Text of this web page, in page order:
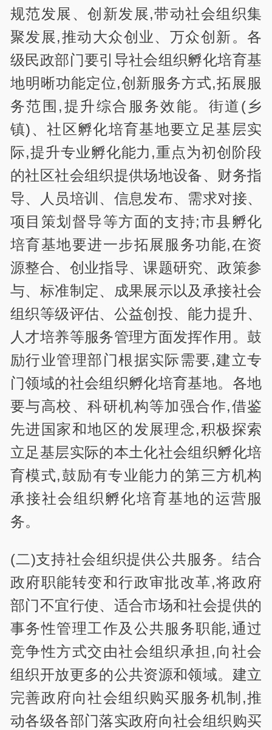
规范发展、创新发展,带动社会组织集
聚发展,推动大众创业、万众创新。各
级民政部门要引导社会组织孵化培育基
地明晰功能定位,创新服务方式,拓展服
务范围,提升综合服务效能。街道(乡
镇)、社区孵化培育基地要立足基层实
际,提升专业孵化能力,重点为初创阶段
的社区社会组织提供场地设备、财务指
导、人员培训、信息发布、需求对接、
项目策划督导等方面的支持;市县孵化
培育基地要进一步拓展服务功能,在资
源整合、创业指导、课题研究、政策参
与、标准制定、成果展示以及承接社会
组织等级评估、公益创投、能力提升、
人才培养等服务管理方面发挥作用。鼓
励行业管理部门根据实际需要,建立专
门领域的社会组织孵化培育基地。各地
要与高校、科研机构等加强合作,借鉴
先进国家和地区的发展理念,积极探索
立足基层实际的本土化社会组织孵化培
育模式,鼓励有专业能力的第三方机构
承接社会组织孵化培育基地的运营服
务。
(二)支持社会组织提供公共服务。结合
政府职能转变和行政审批改革,将政府
部门不宜行使、适合市场和社会提供的
事务性管理工作及公共服务职能,通过
竞争性方式交由社会组织承担,向社会
组织开放更多的公共资源和领域。建立
完善政府向社会组织购买服务机制,推
动各级各部门落实政府向社会组织购买